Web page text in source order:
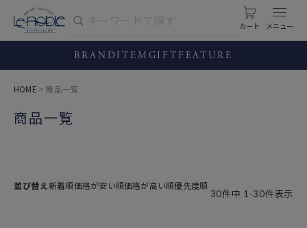
カート
BRANDITEM GIFT FEATURE
HOME 商品一覧
商品一覧
並び替え 新着順価格が安い順価格が高い順優先度順
30件中 1 -30件表示